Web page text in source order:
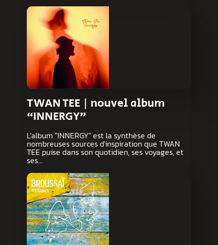
TWAN TEE | nouvel album
“INNERGY”
L'album "INNERGY" est la synthèse de
nombreuses sources d'inspiration que TWAN
TEE puise dans son quotidien, ses voyages, et
ses…